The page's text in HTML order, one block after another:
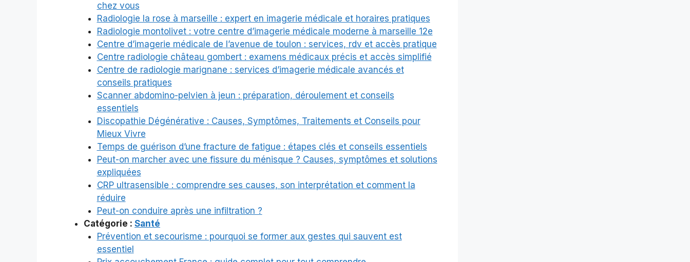
chez vous
Radiologie la rose à marseille : expert en imagerie médicale et horaires pratiques
Radiologie montolivet : votre centre d’imagerie médicale moderne à marseille 12e
Centre d’imagerie médicale de l’avenue de toulon : services, rdv et accès pratique
Centre radiologie château gombert : examens médicaux précis et accès simplifié
Centre de radiologie marignane : services d’imagerie médicale avancés et
conseils pratiques
Scanner abdomino-pelvien à jeun : préparation, déroulement et conseils
essentiels
Discopathie Dégénérative : Causes, Symptômes, Traitements et Conseils pour
Mieux Vivre
Temps de guérison d’une fracture de fatigue : étapes clés et conseils essentiels
Peut-on marcher avec une fissure du ménisque ? Causes, symptômes et solutions
expliquées
CRP ultrasensible : comprendre ses causes, son interprétation et comment la
réduire
Peut-on conduire après une infiltration ?
Catégorie : Santé
Prévention et secourisme : pourquoi se former aux gestes qui sauvent est
essentiel